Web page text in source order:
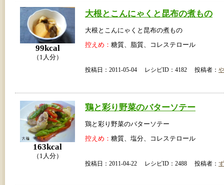
99kcal
（1人分）
大根とこんにゃくと昆布の煮もの
大根とこんにゃくと昆布の煮もの
控えめ： 糖質、脂質、コレステロール
投稿日：2011-05-04 レシピID：4182 投稿者：
163kcal
（1人分）
鶏と彩り野菜のバターソテー
鶏と彩り野菜のバターソテー
控えめ： 糖質、塩分、コレステロール
投稿日：2011-04-22 レシピID：2488 投稿者：